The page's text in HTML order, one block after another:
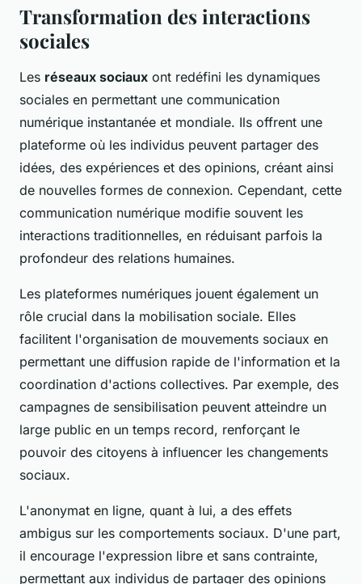
Transformation des interactions
sociales
Les réseaux sociaux ont redéfini les dynamiques
sociales en permettant une communication
numérique instantanée et mondiale. Ils offrent une
plateforme où les individus peuvent partager des
idées, des expériences et des opinions, créant ainsi
de nouvelles formes de connexion. Cependant, cette
communication numérique modifie souvent les
interactions traditionnelles, en réduisant parfois la
profondeur des relations humaines.
Les plateformes numériques jouent également un
rôle crucial dans la mobilisation sociale. Elles
facilitent l'organisation de mouvements sociaux en
permettant une diffusion rapide de l'information et la
coordination d'actions collectives. Par exemple, des
campagnes de sensibilisation peuvent atteindre un
large public en un temps record, renforçant le
pouvoir des citoyens à influencer les changements
sociaux.
L'anonymat en ligne, quant à lui, a des effets
ambigus sur les comportements sociaux. D'une part,
il encourage l'expression libre et sans contrainte,
permettant aux individus de partager des opinions